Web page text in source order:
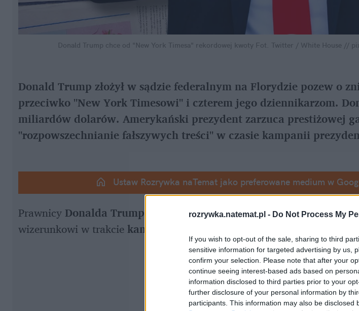
rozrywka.natemat.pl - Do Not Process My
If you wish to opt-out of the sale, sharing to third
sensitive information for targeted advertising by us,
confirm your selection. Please note that after your
continue seeing interest-based ads based on
information disclosed to third parties prior to your
further disclosure of your personal information by
participants. This information may also be disclosed
Donald Trump chce od "New York Timesa" rekordowej kwoty Fot. Twitter / White House //
Donald Trump złożył w sądzie federalnym na Florydzie pozew o
przeciwko "New York Timesowi" i czterem jego dziennikarzom.
miliardów dolarów. Amerykański prezydent zarzuca prestiżowej
"rozpowszechnianie fałszywych treści" w czasie kampanii
Ustaw Rozrywka naTemat jako preferowane medium w
Prawnicy Donalda Trumpa twierdzą, że "New York Times" świadomie
wizerunkowi w trakcie kampanii wyborczej w 2024 roku